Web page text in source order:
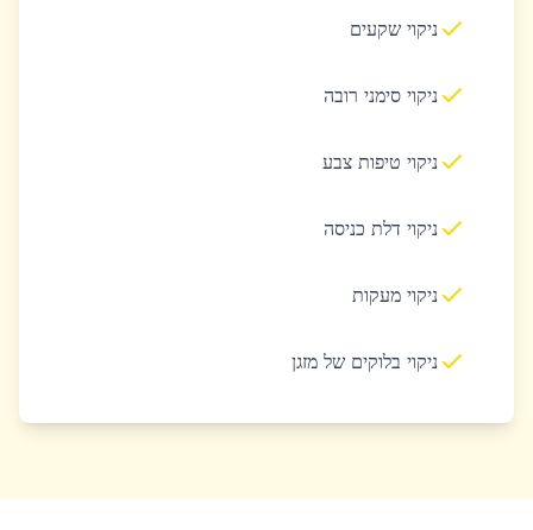
ניקוי שקעים
ניקוי סימני רובה
ניקוי טיפות צבע
ניקוי דלת כניסה
ניקוי מעקות
ניקוי בלוקים של מזגן